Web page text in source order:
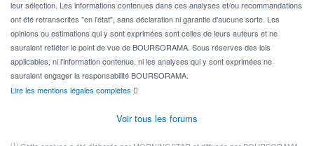
leur sélection. Les informations contenues dans ces analyses et/ou recommandations
ont été retranscrites "en l'état", sans déclaration ni garantie d'aucune sorte. Les
opinions ou estimations qui y sont exprimées sont celles de leurs auteurs et ne
sauraient refléter le point de vue de BOURSORAMA. Sous réserves des lois
applicables, ni l'information contenue, ni les analyses qui y sont exprimées ne
sauraient engager la responsabilité BOURSORAMA.
Lire les mentions légales complètes
Voir tous les forums
(1)